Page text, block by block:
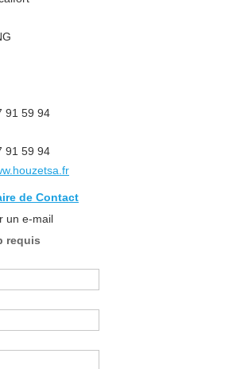
91 59 94
91 59 94
de Contact
un e-mail
requis